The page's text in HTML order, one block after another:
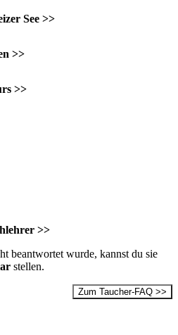
See >>
>>
>>
>>
beantwortet wurde, kannst du sie
stellen.
Zum Taucher-FAQ >>